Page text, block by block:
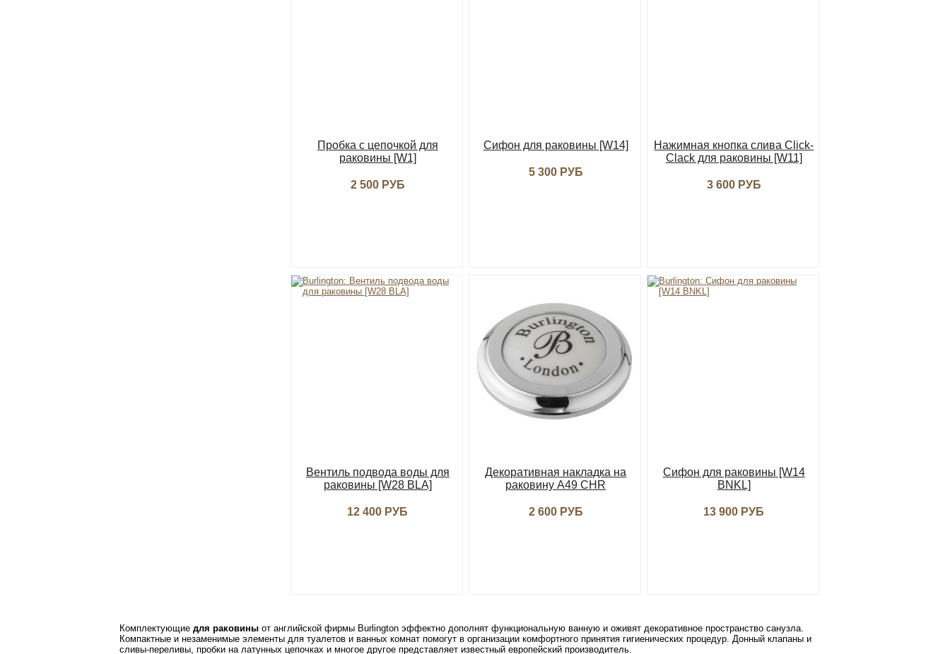
Пробка с цепочкой для
раковины [W1]
2 500 РУБ
Сифон для раковины [W14]
5 300 РУБ
Нажимная кнопка слива Click-
Clack для раковины [W11]
3 600 РУБ
Вентиль подвода воды для
раковины [W28 BLA]
12 400 РУБ
Декоративная накладка на
раковину A49 CHR
2 600 РУБ
Сифон для раковины [W14
BNKL]
13 900 РУБ
Комплектующие для раковины от английской фирмы Burlington эффектно дополнят функциональную ванную и оживят декоративное пространство санузла.
Компактные и незаменимые элементы для туалетов и ванных комнат помогут в организации комфортного принятия гигиенических процедур. Донный клапаны и
сливы-переливы, пробки на латунных цепочках и многое другое представляет известный европейский производитель.